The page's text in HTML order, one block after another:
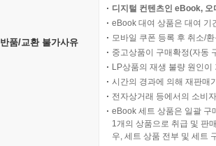
반품/교환 불가사유
디지털 컨텐츠인 eBook,
eBook 대여 상품은 대여 기
모바일 쿠폰 등록 후 취소/
중고상품이 구매확정(자동
LP상품의 재생 불량 원인
시간의 경과에 의해 재판매
전자상거래 등에서의 소비
eBook 세트 상품은 일괄 구
1개의 상품으로 취급 및 판
우, 세트 상품 전부 및 세트